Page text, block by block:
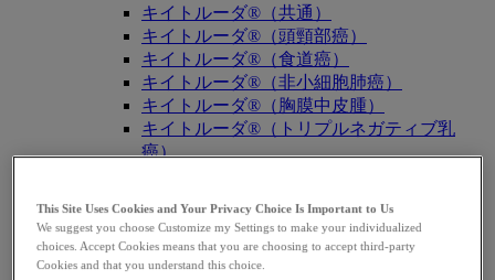
キイトルーダ®（共通）
キイトルーダ®（頭頸部癌）
キイトルーダ®（食道癌）
キイトルーダ®（非小細胞肺癌）
キイトルーダ®（胸膜中皮腫）
キイトルーダ®（トリプルネガティブ乳
癌）
キイトルーダ®（腎細胞癌）
キイトルーダ®（尿路上皮癌）
キイトルーダ®（子宮体癌）
This Site Uses Cookies and Your Privacy Choice Is Important to Us
We suggest you choose Customize my Settings to make your individualized
choices. Accept Cookies means that you are choosing to accept third-party
Cookies and that you understand this choice.